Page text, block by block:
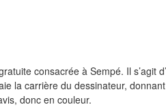
consacrée à Sempé. Il s’agit
la carrière du dessinateur,
donc en couleur.